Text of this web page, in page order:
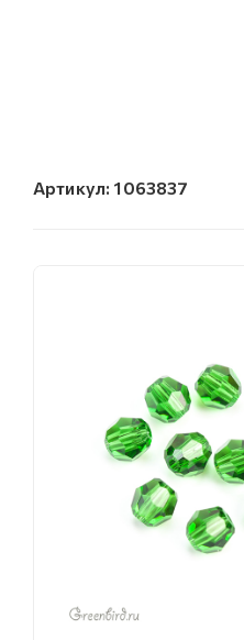
Артикул: 1063837